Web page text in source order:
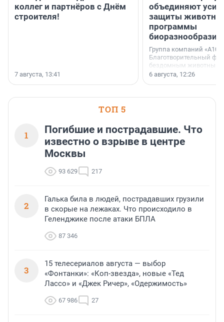
коллег и партнёров с Днём
строителя!
7 августа, 13:41
объединяют
защиты
программы
биоразнообразия
Группа компаний
Благотворительный
бездомным животным
заключили соглашение
6 августа, 12:26
ТОП 5
1
Погибшие и пострадавшие. Что
известно о взрыве в центре
Москвы
93 629 217
2
Галька била в людей, пострадавших грузили
в скорые на лежаках. Что происходило в
Геленджике после атаки БПЛА
87 346
3
15 телесериалов августа — выбор
«Фонтанки»: «Коп-звезда», новые «Тед
Лассо» и «Джек Ричер», «Одержимость»
67 986 27